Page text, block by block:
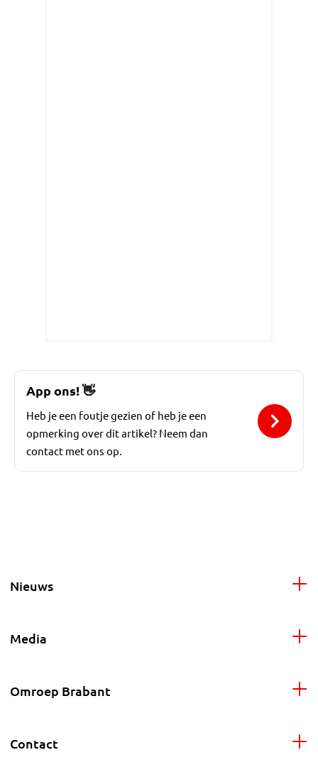
App ons!👋
Heb je een foutje gezien of heb je een
opmerking over dit artikel? Neem dan
contact met ons op.
Nieuws
Media
Omroep Brabant
Contact